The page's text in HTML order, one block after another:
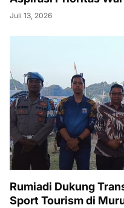
Juli 13, 2026
Rumiadi Dukung
Sport Tourism di